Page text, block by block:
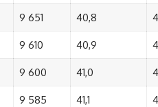
9 651 40,8
9 610 40,9
9 600 41,0
9 585 41,1